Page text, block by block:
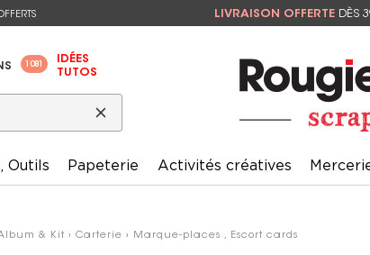
LIVRAISON OFFERTE DÈS
1081
IDÉES
TUTOS
Outils Papeterie Activités créatives
& Kit › Carterie › Marque-places , Escort cards